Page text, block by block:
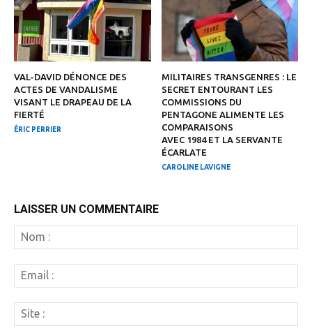
VAL-DAVID DÉNONCE DES
ACTES DE VANDALISME
VISANT LE DRAPEAU DE LA
FIERTÉ
ÉRIC PERRIER
MILITAIRES TRANSGENRES : LE
SECRET ENTOURANT LES
COMMISSIONS DU
PENTAGONE ALIMENTE LES
COMPARAISONS
AVEC 1984 ET LA SERVANTE
ÉCARLATE
CAROLINE LAVIGNE
LAISSER UN COMMENTAIRE
:
:
: